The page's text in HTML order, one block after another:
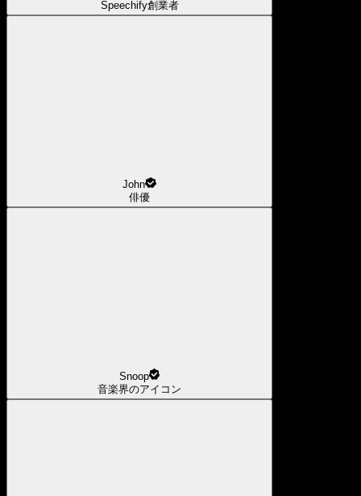
Speechify創業者
John
俳優
Snoop
音楽界のアイコン